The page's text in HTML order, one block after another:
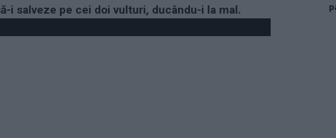
i salveze pe cei doi vulturi, ducându-i la mal.